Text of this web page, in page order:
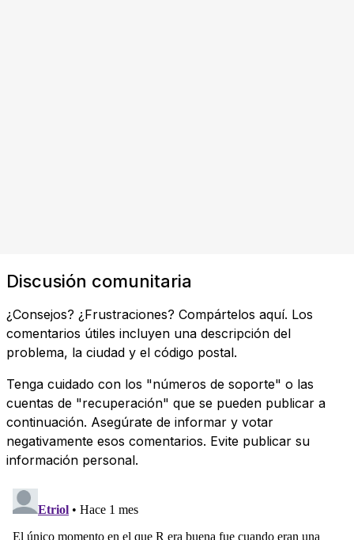
Discusión comunitaria
¿Consejos? ¿Frustraciones? Compártelos aquí. Los
comentarios útiles incluyen una descripción del
problema, la ciudad y el código postal.
Tenga cuidado con los "números de soporte" o las
cuentas de "recuperación" que se pueden publicar a
continuación. Asegúrate de informar y votar
negativamente esos comentarios. Evite publicar su
información personal.